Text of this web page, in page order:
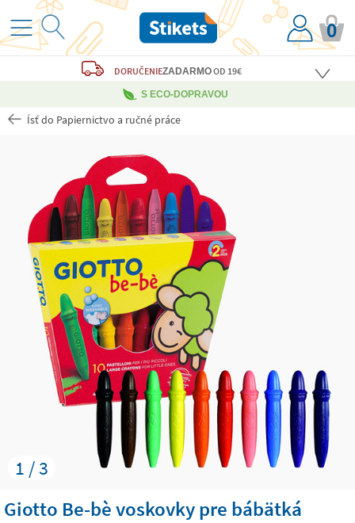
0
DORUČENIEZADARMOOD 19€
S ECO-DOPRAVOU
Ísť do Papiernictvo a ručné práce
1 / 3
Giotto Be-bè voskovky pre bábätká